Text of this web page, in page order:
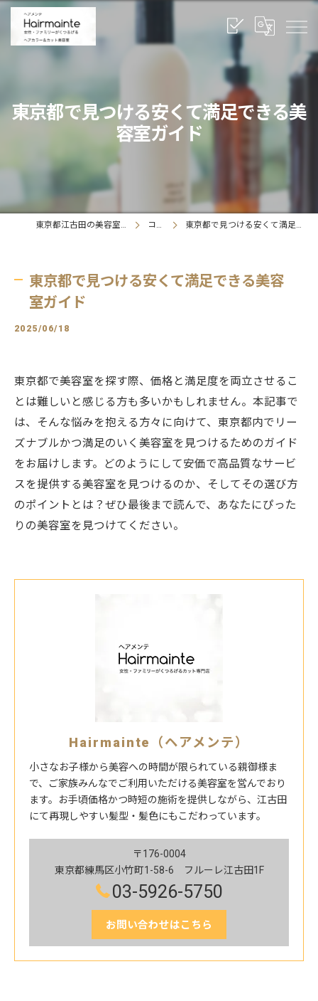
東京都で見つける安くて満足できる美
容室ガイド
東京都江古田の美容室ならヘアメンテ コラム 東京都で見つける安くて満足できる美容室ガイド
東京都で見つける安くて満足できる美容
室ガイド
2025/06/18
東京都で美容室を探す際、価格と満足度を両立させるこ
とは難しいと感じる方も多いかもしれません。本記事で
は、そんな悩みを抱える方々に向けて、東京都内でリー
ズナブルかつ満足のいく美容室を見つけるためのガイド
をお届けします。どのようにして安価で高品質なサービ
スを提供する美容室を見つけるのか、そしてその選び方
のポイントとは？ぜひ最後まで読んで、あなたにぴった
りの美容室を見つけてください。
Hairmainte（ヘアメンテ）
小さなお子様から美容への時間が限られている親御様ま
で、ご家族みんなでご利用いただける美容室を営んでおり
ます。お手頃価格かつ時短の施術を提供しながら、江古田
にて再現しやすい髪型・髪色にもこだわっています。
〒176-0004
東京都練馬区小竹町1-58-6 フルーレ江古田1F
03-5926-5750
お問い合わせはこちら